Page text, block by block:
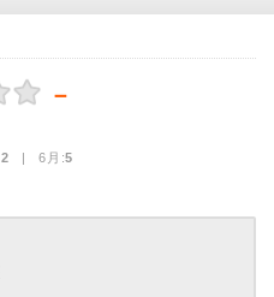
－
2 | 6月:5